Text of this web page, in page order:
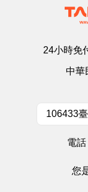
24小時免
中華
106433
電話
您